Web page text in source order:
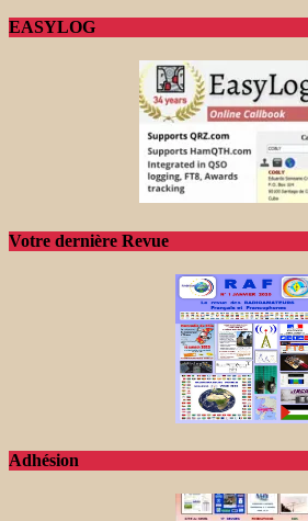
EASYLOG
Votre dernière Revue
Adhésion